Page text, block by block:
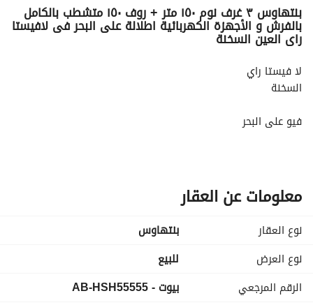
التفاصيل الاتجاهات والمؤشرات رهن عقاري
بنتهاوس ٣ غرف نوم ١٥٠ متر + روف ١٥٠ متشطب بالكامل
بالفرش و الأجهزة الكهربائية اطلالة على البحر فى لافيستا
راى العين السخنة
لا فيستا راي
السخنة
فيو على البحر
مساحة الروف: ١٥٠ متر مربع
٣ غرف نوم
٢ حمام
معلومات عن العقار
نوع العقار
بنتهاوس
نوع العرض
للبيع
الرقم المرجعي
بيوت - AB-HSH55555